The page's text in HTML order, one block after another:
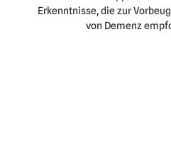
Erkenntnisse, die zur
von Demenz